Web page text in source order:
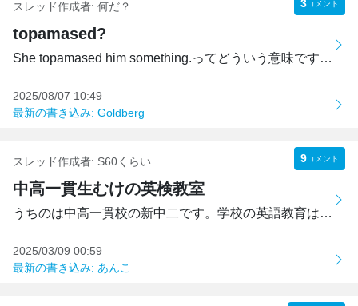
スレッド作成者: 何だ？ 3コメント
topamased?
She topamased him something.ってどういう意味ですか。翻訳...
2025/08/07 10:49
最新の書き込み: Goldberg
スレッド作成者: S60くらい 9コメント
中高一貫生むけの英検教室
うちのは中高一貫校の新中二です。学校の英語教育は進度もま...
2025/03/09 00:59
最新の書き込み: あんこ